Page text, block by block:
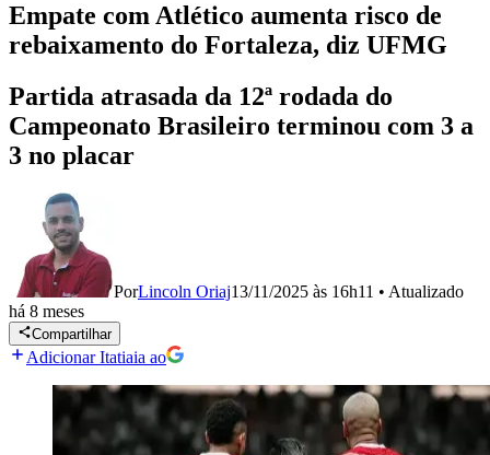
Empate com Atlético aumenta risco de
rebaixamento do Fortaleza, diz UFMG
Partida atrasada da 12ª rodada do
Campeonato Brasileiro terminou com 3 a
3 no placar
PorLincoln Oriaj13/11/2025 às 16h11 • Atualizado
há 8 meses
Compartilhar
Adicionar Itatiaia ao